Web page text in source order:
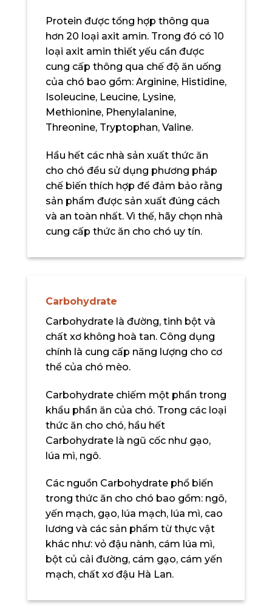
Protein được tổng hợp thông qua
hơn 20 loại axit amin. Trong đó có 10
loại axit amin thiết yếu cần được
cung cấp thông qua chế độ ăn uống
của chó bao gồm: Arginine, Histidine,
Isoleucine, Leucine, Lysine,
Methionine, Phenylalanine,
Threonine, Tryptophan, Valine.
Hầu hết các nhà sản xuất thức ăn
cho chó đều sử dụng phương pháp
chế biến thích hợp để đảm bảo rằng
sản phẩm được sản xuất đúng cách
và an toàn nhất. Vì thế, hãy chọn nhà
cung cấp thức ăn cho chó uy tín.
Carbohydrate
Carbohydrate là đường, tinh bột và
chất xơ không hoà tan. Công dụng
chính là cung cấp năng lượng cho cơ
thể của chó mèo.
Carbohydrate chiếm một phần trong
khẩu phần ăn của chó. Trong các loại
thức ăn cho chó, hầu hết
Carbohydrate là ngũ cốc như gạo,
lúa mì, ngô.
Các nguồn Carbohydrate phổ biến
trong thức ăn cho chó bao gồm: ngô,
yến mạch, gạo, lúa mạch, lúa mì, cao
lương và các sản phẩm từ thực vật
khác như: vỏ đậu nành, cám lúa mì,
bột củ cải đường, cám gạo, cám yến
mạch, chất xơ đậu Hà Lan.